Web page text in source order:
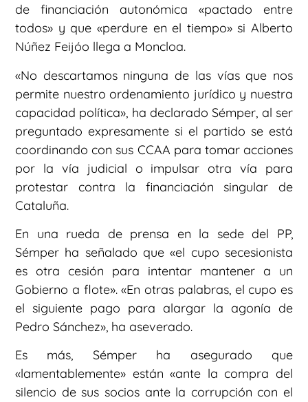
de financiación autonómica «pactado entre
todos» y que «perdure en el tiempo» si Alberto
Núñez Feijóo llega a Moncloa.
«No descartamos ninguna de las vías que nos
permite nuestro ordenamiento jurídico y nuestra
capacidad política», ha declarado Sémper, al ser
preguntado expresamente si el partido se está
coordinando con sus CCAA para tomar acciones
por la vía judicial o impulsar otra vía para
protestar contra la financiación singular de
Cataluña.
En una rueda de prensa en la sede del PP,
Sémper ha señalado que «el cupo secesionista
es otra cesión para intentar mantener a un
Gobierno a flote». «En otras palabras, el cupo es
el siguiente pago para alargar la agonía de
Pedro Sánchez», ha aseverado.
Es más, Sémper ha asegurado que
«lamentablemente» están «ante la compra del
silencio de sus socios ante la corrupción con el